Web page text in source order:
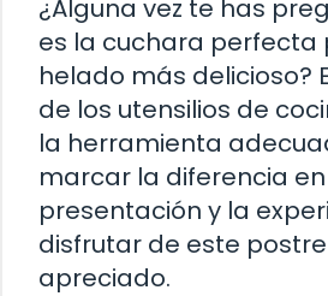
¿Alguna vez te has
es la cuchara perfecta
helado más delicioso?
de los utensilios de
la herramienta
marcar la diferencia
presentación y la
disfrutar de este
apreciado.